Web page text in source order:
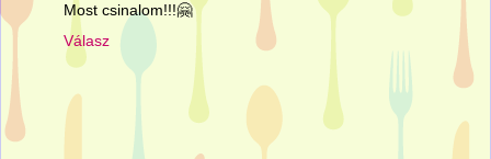
Most csinalom!!!🤗
Válasz